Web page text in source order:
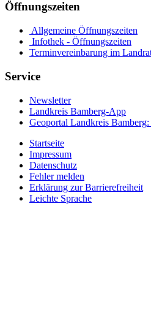
Öffnungszeiten
Allgemeine Öffnungszeiten
Infothek - Öffnungszeiten
Terminvereinbarung im
Service
Newsletter
Landkreis Bamberg-App
Geoportal Landkreis Bamberg
Startseite
Impressum
Datenschutz
Fehler melden
Erklärung zur Barrierefreiheit
Leichte Sprache